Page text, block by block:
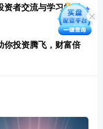
资者交流与学习的平
你投资腾飞，财富倍